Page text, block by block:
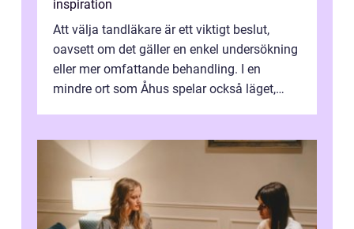
inspiration
Att välja tandläkare är ett viktigt beslut,
oavsett om det gäller en enkel undersökning
eller mer omfattande behandling. I en
mindre ort som Åhus spelar också läget,